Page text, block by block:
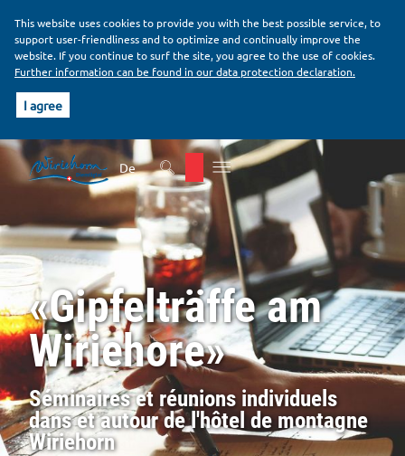
H
e
e
r
This website uses cookies to provide you with the best possible service, to
support user-friendliness and to optimize and continually improve the
website. If you continue to surf the site, you agree to the use of cookies.
Further information can be found in our data protection declaration.
I agree
De
B
o
«Gipfelträffe am
Wiriehore»
Séminaires et réunions individuels
dans et autour de l'hôtel de montagne
Wiriehorn